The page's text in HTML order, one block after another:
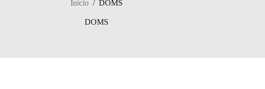
Inicio / DOMS
DOMS